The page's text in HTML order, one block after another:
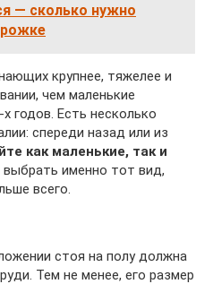
— сколько нужно
крупнее, тяжелее и
чем маленькие
годов. Есть несколько
спереди назад или из
как маленькие, так и
именно тот вид,
всего.
стоя на полу должна
Тем не менее, его размер